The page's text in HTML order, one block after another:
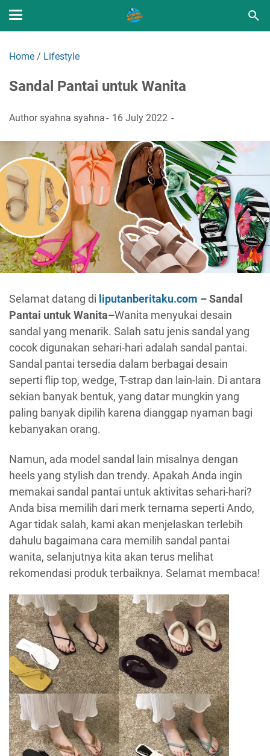
Home / Lifestyle
Sandal Pantai untuk Wanita
Authorsyahna syahna 16 July 2022
Selamat datang di liputanberitaku.com – Sandal
Pantai untuk Wanita–Wanita menyukai desain
sandal yang menarik. Salah satu jenis sandal yang
cocok digunakan sehari-hari adalah sandal pantai.
Sandal pantai tersedia dalam berbagai desain
seperti flip top, wedge, T-strap dan lain-lain. Di antara
sekian banyak bentuk, yang datar mungkin yang
paling banyak dipilih karena dianggap nyaman bagi
kebanyakan orang.
Namun, ada model sandal lain misalnya dengan
heels yang stylish dan trendy. Apakah Anda ingin
memakai sandal pantai untuk aktivitas sehari-hari?
Anda bisa memilih dari merk ternama seperti Ando, ​​
Agar tidak salah, kami akan menjelaskan terlebih
dahulu bagaimana cara memilih sandal pantai
wanita, selanjutnya kita akan terus melihat
rekomendasi produk terbaiknya. Selamat membaca!